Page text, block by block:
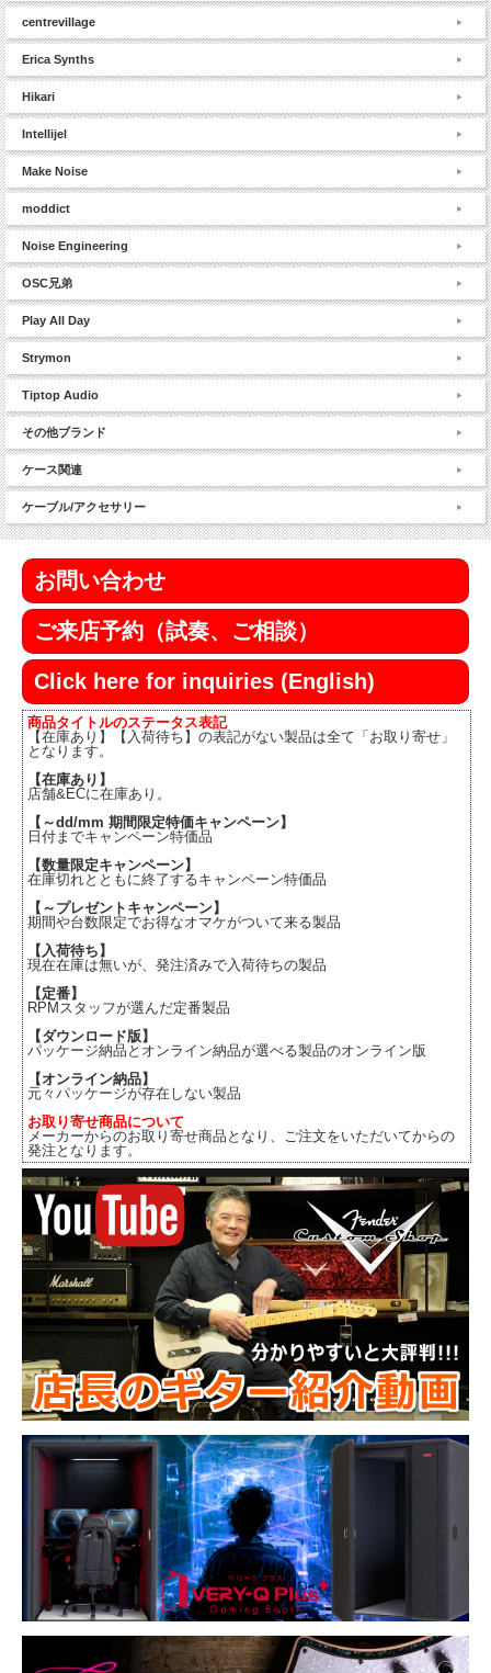
centrevillage
Erica Synths
Hikari
Intellijel
Make Noise
moddict
Noise Engineering
OSC兄弟
Play All Day
Strymon
Tiptop Audio
その他ブランド
ケース関連
ケーブル/アクセサリー
お問い合わせ
ご来店予約（試奏、ご相談）
Click here for inquiries (English)
商品タイトルのステータス表記
【在庫あり】【入荷待ち】の表記がない製品は全て「お取り寄せ」
となります。
【在庫あり】
店舗&ECに在庫あり。
【～dd/mm 期間限定特価キャンペーン】
日付までキャンペーン特価品
【数量限定キャンペーン】
在庫切れとともに終了するキャンペーン特価品
【～プレゼントキャンペーン】
期間や台数限定でお得なオマケがついて来る製品
【入荷待ち】
現在在庫は無いが、発注済みで入荷待ちの製品
【定番】
RPMスタッフが選んだ定番製品
【ダウンロード版】
パッケージ納品とオンライン納品が選べる製品のオンライン版
【オンライン納品】
元々パッケージが存在しない製品
お取り寄せ商品について
メーカーからのお取り寄せ商品となり、ご注文をいただいてからの
発注となります。